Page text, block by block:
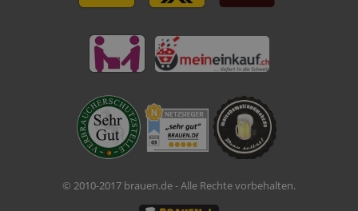
© 2010-2017 brauen.de - Alle Rechte vorbehalten.